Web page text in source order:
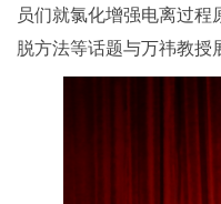
员们就氯化增强电离过
脱方法等话题与万祎教授